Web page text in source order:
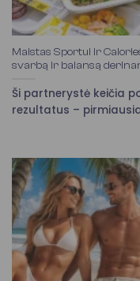
Maistas Sportui ir
svarbą ir balansą
Ši partnerystė keičia
rezultatus –